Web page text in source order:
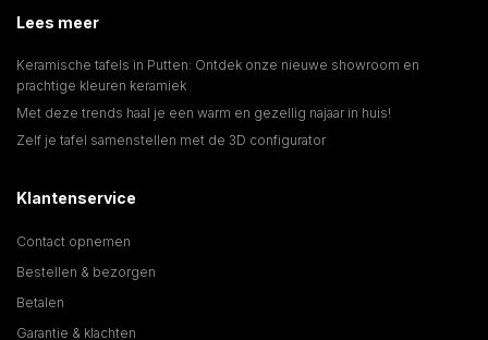
Lees meer
Keramische tafels in Putten: Ontdek onze nieuwe showroom en
prachtige kleuren keramiek
Met deze trends haal je een warm en gezellig najaar in huis!
Zelf je tafel samenstellen met de 3D configurator
Klantenservice
Contact opnemen
Bestellen & bezorgen
Betalen
Garantie & klachten